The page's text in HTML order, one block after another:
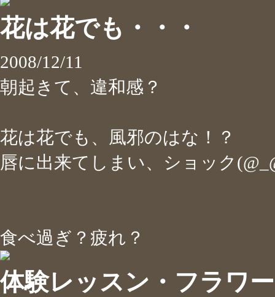
花は花でも・・・
2008/12/11
朝起きて、違和感？
花は花でも、風邪のはな！？
唇に出来てしまい、ショック
食べ過ぎ？疲れ？
体験レッスン・フラワ